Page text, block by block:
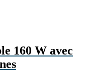
160 W avec